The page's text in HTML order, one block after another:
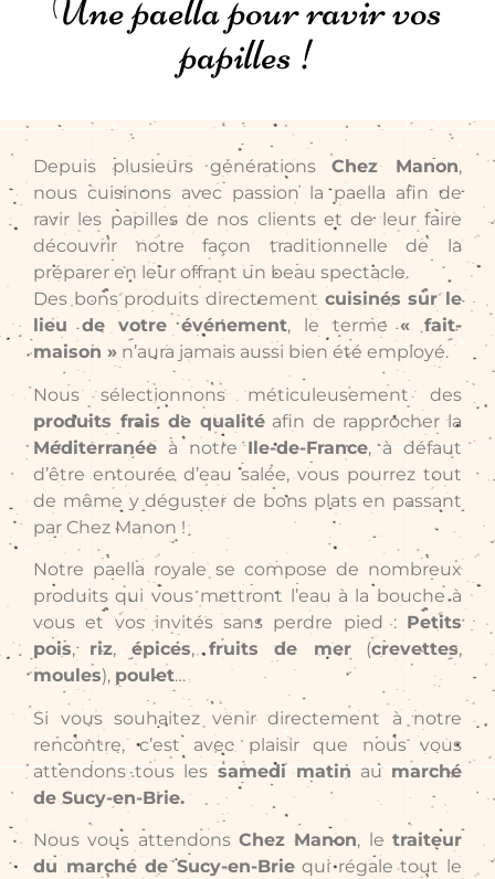
papilles !
Depuis plusieurs générationsChez Manon,
nous cuisinons avec passion la paella afin de
ravir les papilles de nos clients et de leur faire
découvrir notre façon traditionnelle de la
préparer en leur offrant un beau spectacle.
Des bons produits directement cuisinés sur le
lieu de votre événement, le terme« fait-
maison » n’aura jamais aussi bien été employé.
Nous sélectionnons méticuleusement des
produits frais de qualitéafin de rapprocher la
Méditerranée à notreIle-de-France, à défaut
d’être entourée d’eau salée, vous pourrez tout
de même y déguster de bons plats en passant
par Chez Manon !
Notre paella royale se compose de nombreux
produits qui vous mettront l’eau à la bouche à
vous et vos invités sans perdre pied : Petits
pois, riz, épices,fruits de mer(crevettes,
moules), poulet…
Si vous souhaitez venir directement à notre
rencontre, c’est avec plaisir que nous vous
attendons tous lessamedi matin au marché
de Sucy-en-Brie.
Nous vous attendons Chez Manon, letraiteur
du marché de Sucy-en-Briequi régale tout le